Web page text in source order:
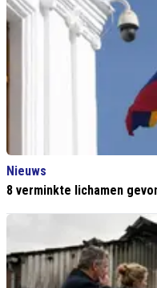
Nieuws
8 verminkte lichamen